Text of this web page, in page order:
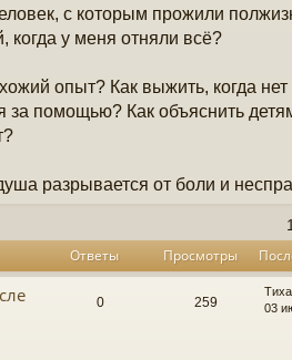
с которым прожили
когда у меня отняли всё?
опыт? Как выжить, когда
за помощью? Как объяснить
разрывается от боли и
Ответы Просмотры
0 259
03